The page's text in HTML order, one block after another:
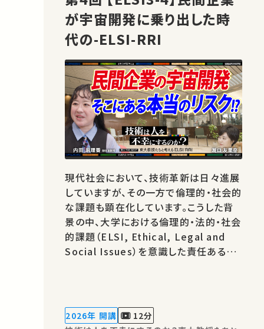
が宇宙開発に乗り出した時
代の-ELSI-RRI
現代社会において、技術革新は日々進展
していますが、その一方で倫理的・社会的
な課題も顕在化しています。こうした背
景の中、大学における倫理的・法的・社会
的課題（ELSI, Ethical, Legal and
Social Issues）を意識した責任ある研
の目的は、工学が関わる様々な分野にお
ける技術とその社会的影響について、
2026年 開講
12分